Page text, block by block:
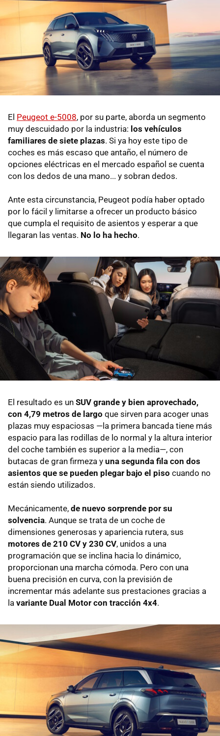
El Peugeot e-5008, por su parte, aborda un segmento
muy descuidado por la industria: los vehículos
familiares de siete plazas. Si ya hoy este tipo de
coches es más escaso que antaño, el número de
opciones eléctricas en el mercado español se cuenta
con los dedos de una mano... y sobran dedos.
Ante esta circunstancia, Peugeot podía haber optado
por lo fácil y limitarse a ofrecer un producto básico
que cumpla el requisito de asientos y esperar a que
llegaran las ventas. No lo ha hecho.
El resultado es un SUV grande y bien aprovechado,
con 4,79 metros de largo que sirven para acoger unas
plazas muy espaciosas —la primera bancada tiene más
espacio para las rodillas de lo normal y la altura interior
del coche también es superior a la media—, con
butacas de gran firmeza y una segunda fila con dos
asientos que se pueden plegar bajo el piso cuando no
están siendo utilizados.
Mecánicamente, de nuevo sorprende por su
solvencia. Aunque se trata de un coche de
dimensiones generosas y apariencia rutera, sus
motores de 210 CV y 230 CV, unidos a una
programación que se inclina hacia lo dinámico,
proporcionan una marcha cómoda. Pero con una
buena precisión en curva, con la previsión de
incrementar más adelante sus prestaciones gracias a
la variante Dual Motor con tracción 4x4.